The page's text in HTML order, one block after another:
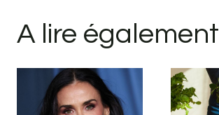
A lire également